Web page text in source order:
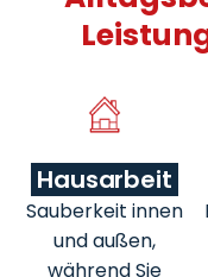
Hausarbeit
Sauberkeit innen
und außen,
während Sie